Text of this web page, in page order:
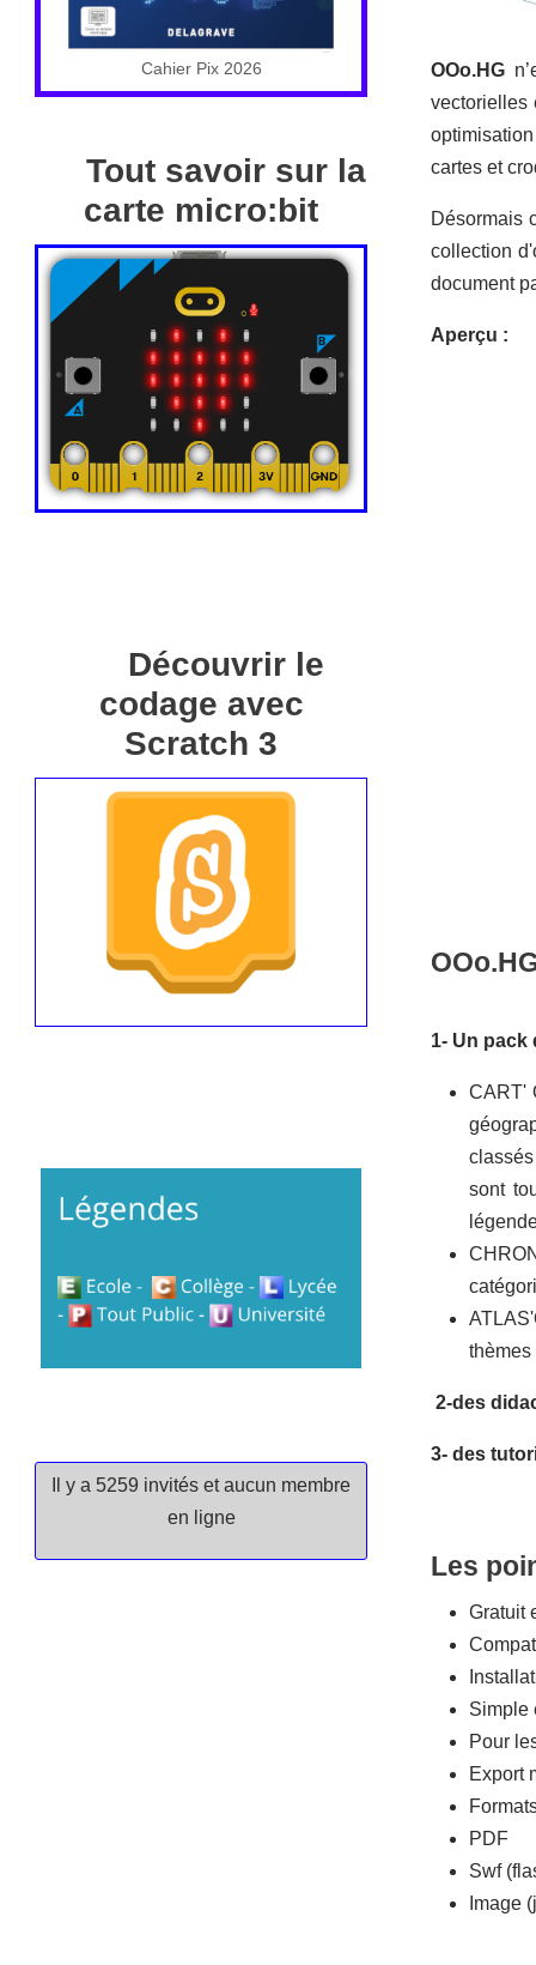
Cahier Pix 2026
Tout savoir sur la
carte micro:bit
Découvrir le
codage avec
Scratch 3
Il y a 5259 invités et aucun membre
en ligne
OOo.HG
vectorielles
cartes et
Désormais
collection
document
Aperçu :
1- Un pack
CART'
sont
thèmes
2-des
3- des
Les
Gratuit
Simple
Pour
Export
PDF
Swf
Image